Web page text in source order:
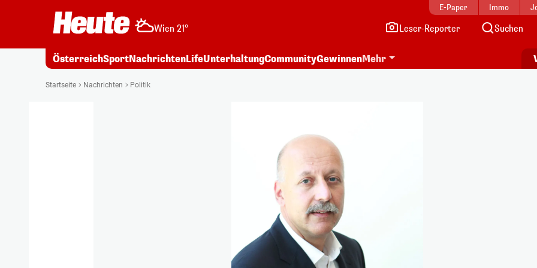
E-Paper Immo
Wien 21° Leser-Reporter Suchen
ÖsterreichSportNachrichtenLifeUnterhaltungCommunityGewinnenMehr
Startseite Nachrichten Politik